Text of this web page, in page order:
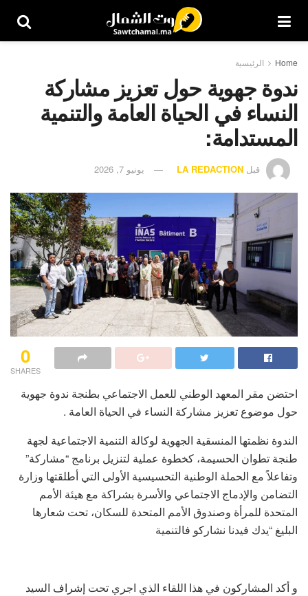
Home الرئيسية
ندوة جهوية حول تعزيز مشاركة
النساء في الحياة العامة والتنمية
المستدامة:
قبل LA REDACTION يونيو 7, 2026
0
SHARES
احتضن مقر المعهد الوطني للعمل الاجتماعي بطنجة ندوة جهوية
حول موضوع تعزيز مشاركة النساء في الحياة العامة .
الندوة نظمتها المنسقية الجهوية لوكالة التنمية الاجتماعية لجهة
طنجة تطوان الحسيمة، كخطوة عملية لتنزيل برنامج “مشاركة”
وتفاعلاً مع الحملة الوطنية التحسيسية الأولى التي أطلقتها وزارة
التضامن والإدماج الاجتماعي والأسرة بشراكة مع هيئة الأمم
المتحدة للمرأة وصندوق الأمم المتحدة للسكان، تحت شعارها
البليغ “يدك فيدنا نشاركو فالتنمية
و أكد المشاركون في هذا اللقاء الذي اجري تحت إشراف السيد